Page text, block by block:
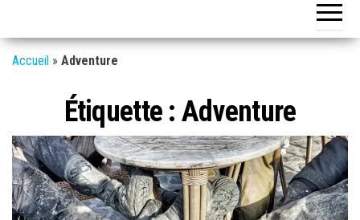
Accueil » Adventure
Étiquette : Adventure